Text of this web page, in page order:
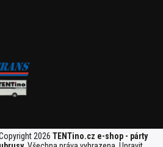
2026 TENTino.cz e-shop - párty